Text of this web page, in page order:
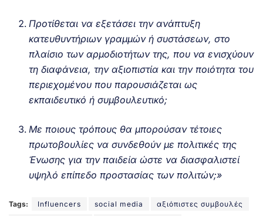
Προτίθεται να εξετάσει την ανάπτυξη
κατευθυντήριων γραμμών ή συστάσεων, στο
πλαίσιο των αρμοδιοτήτων της, που να ενισχύουν
τη διαφάνεια, την αξιοπιστία και την ποιότητα του
περιεχομένου που παρουσιάζεται ως
εκπαιδευτικό ή συμβουλευτικό;
Με ποιους τρόπους θα μπορούσαν τέτοιες
πρωτοβουλίες να συνδεθούν με πολιτικές της
Ένωσης για την παιδεία ώστε να διασφαλιστεί
υψηλό επίπεδο προστασίας των πολιτών;»
Tags: Influencers social media
αξιόπιστες συμβουλές